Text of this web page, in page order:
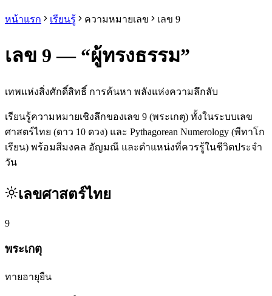
หน้าแรก เรียนรู้ ความหมายเลข เลข 9
เลข 9 — “ผู้ทรงธรรม”
เทพแห่งสิ่งศักดิ์สิทธิ์ การค้นหา พลังแห่งความลึกลับ
เรียนรู้ความหมายเชิงลึกของเลข 9 (พระเกตุ) ทั้งในระบบเลข
ศาสตร์ไทย (ดาว 10 ดวง) และ Pythagorean Numerology (พีทาโก
เรียน) พร้อมสีมงคล อัญมณี และตำแหน่งที่ควรรู้ในชีวิตประจำ
วัน
เลขศาสตร์ไทย
9
พระเกตุ
ทายอายุยืน